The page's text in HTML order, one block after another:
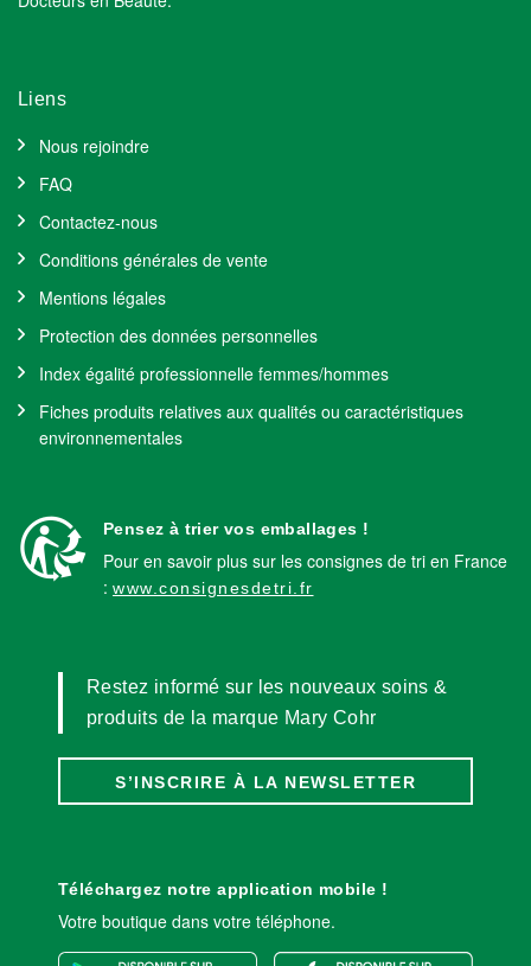
Liens
Nous rejoindre
FAQ
Contactez-nous
Conditions générales de vente
Mentions légales
Protection des données personnelles
Index égalité professionnelle femmes/hommes
Fiches produits relatives aux qualités ou caractéristiques
environnementales
Pensez à trier vos emballages !
Pour en savoir plus sur les consignes de tri en France
: www.consignesdetri.fr
Restez informé sur les nouveaux soins &
produits de la marque Mary Cohr
S’INSCRIRE À LA NEWSLETTER
Téléchargez notre application mobile !
Votre boutique dans votre téléphone.